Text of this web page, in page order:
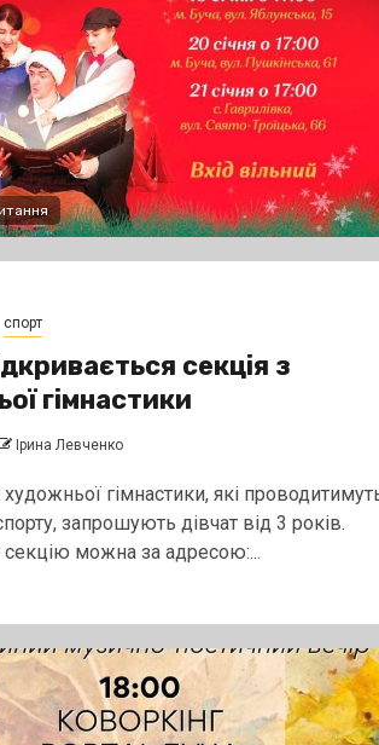
спорт
секція з
гімнастики
Ірина Левченко
художньої гімнастики, які
запрошують дівчат від 3 років.
секцію можна за адресою:...